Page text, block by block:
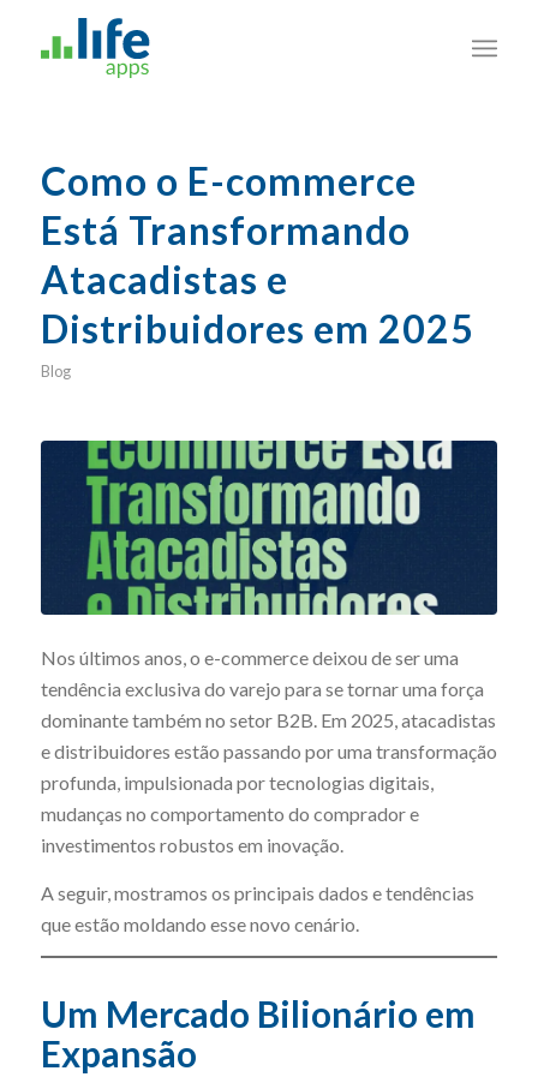
Como o E-commerce
Está Transformando
Atacadistas e
Distribuidores em 2025
Blog
Nos últimos anos, o e-commerce deixou de ser uma
tendência exclusiva do varejo para se tornar uma força
dominante também no setor B2B. Em 2025, atacadistas
e distribuidores estão passando por uma transformação
profunda, impulsionada por tecnologias digitais,
mudanças no comportamento do comprador e
investimentos robustos em inovação.
A seguir, mostramos os principais dados e tendências
que estão moldando esse novo cenário.
Um Mercado Bilionário em
Expansão